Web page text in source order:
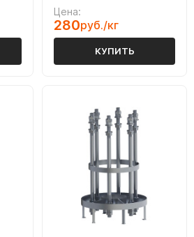
Цена:
280руб./кг
КУПИТЬ